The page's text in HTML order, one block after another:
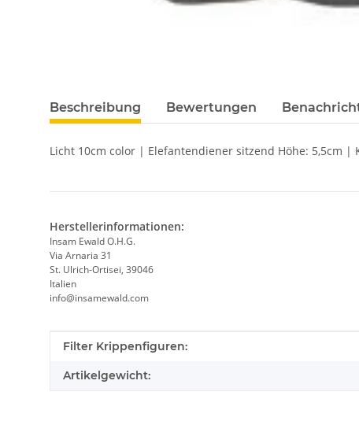
Beschreibung Bewertungen
Licht 10cm color | Elefantendiener sitzend Höhe: 5,5cm
Herstellerinformationen:
Insam Ewald O.H.G.
Via Arnaria 31
St. Ulrich-Ortisei, 39046
Italien
info@insamewald.com
Produkteigenschaft
Wert
Filter Krippenfiguren:
Artikelgewicht: